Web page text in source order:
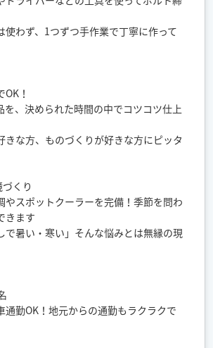
使わず、1つずつ手作業で丁寧に作って
！
を、決められた時間の中でコツコツ仕上
きな方、ものづくりが好きな方にピッタ
くり
やスポットクーラーを完備！季節を問わ
きます
で暑い・寒い」そんな悩みとは無縁の現
通勤OK！地元からの通勤もラクラクで